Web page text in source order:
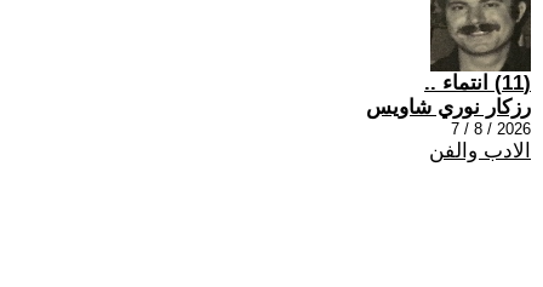
(11) انتماء ..
رزكار نوري شاويس
2026 / 8 / 7
الادب والفن